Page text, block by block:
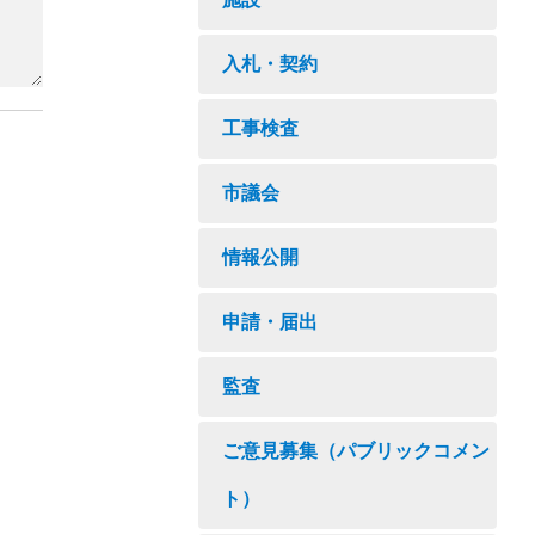
入札・契約
工事検査
市議会
情報公開
申請・届出
監査
ご意見募集（パブリックコメン
ト）